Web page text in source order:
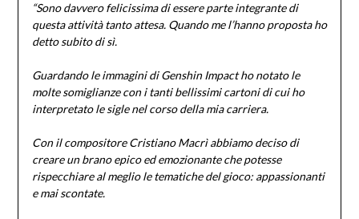
“Sono davvero felicissima di essere parte integrante di
questa attività tanto attesa. Quando me l’hanno proposta ho
detto subito di sì.
Guardando le immagini di Genshin Impact ho notato le
molte somiglianze con i tanti bellissimi cartoni di cui ho
interpretato le sigle nel corso della mia carriera.
Con il compositore Cristiano Macrì abbiamo deciso di
creare un brano epico ed emozionante che potesse
rispecchiare al meglio le tematiche del gioco: appassionanti
e mai scontate.